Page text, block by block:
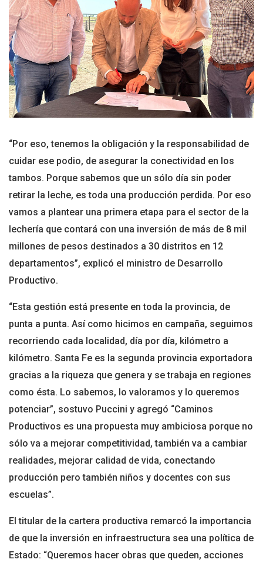
“Por eso, tenemos la obligación y la responsabilidad de
cuidar ese podio, de asegurar la conectividad en los
tambos. Porque sabemos que un sólo día sin poder
retirar la leche, es toda una producción perdida. Por eso
vamos a plantear una primera etapa para el sector de la
lechería que contará con una inversión de más de 8 mil
millones de pesos destinados a 30 distritos en 12
departamentos”, explicó el ministro de Desarrollo
Productivo.
“Esta gestión está presente en toda la provincia, de
punta a punta. Así como hicimos en campaña, seguimos
recorriendo cada localidad, día por día, kilómetro a
kilómetro. Santa Fe es la segunda provincia exportadora
gracias a la riqueza que genera y se trabaja en regiones
como ésta. Lo sabemos, lo valoramos y lo queremos
potenciar”, sostuvo Puccini y agregó “Caminos
Productivos es una propuesta muy ambiciosa porque no
sólo va a mejorar competitividad, también va a cambiar
realidades, mejorar calidad de vida, conectando
producción pero también niños y docentes con sus
escuelas”.
El titular de la cartera productiva remarcó la importancia
de que la inversión en infraestructura sea una política de
Estado: “Queremos hacer obras que queden, acciones